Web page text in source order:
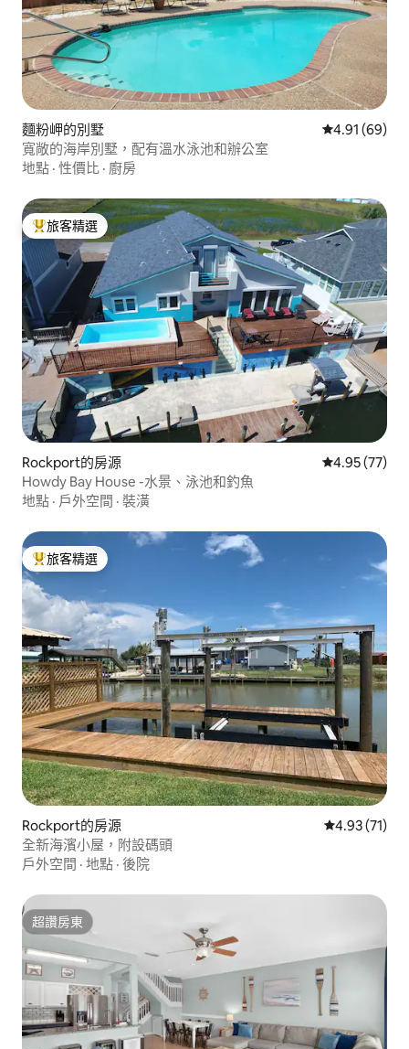
麵粉岬的別墅 從 69 則評價
4.91 (69)
寬敞的海岸別墅，配有溫水泳池和辦公室
地點 · 性價比 · 廚房
旅客精選榜首
旅客精選
Rockport的房源 從 77 則評價
4.95 (77)
Howdy Bay House -水景、泳池和釣魚
地點 · 戶外空間 · 裝潢
旅客精選榜首
旅客精選
Rockport的房源 從 71 則評價
4.93 (71)
全新海濱小屋，附設碼頭
戶外空間 · 地點 · 後院
超讚房東
超讚房東